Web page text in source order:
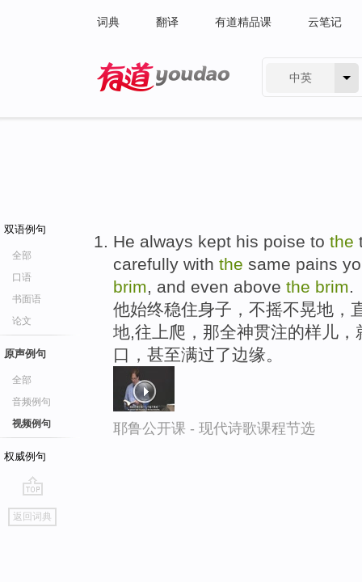
词典 翻译 有道精品课 云笔记
中英
双语例句
全部
口语
书面语
论文
原声例句
全部
音频例句
视频例句
权威例句
go
top
返回词典
He always kept his poise to the
carefully with the same pains
brim, and even above the brim.
他始终稳住身子，不摇不晃地，
地,往上爬，那全神贯注的样儿
口，甚至满过了边缘。
耶鲁公开课 - 现代诗歌课程节选